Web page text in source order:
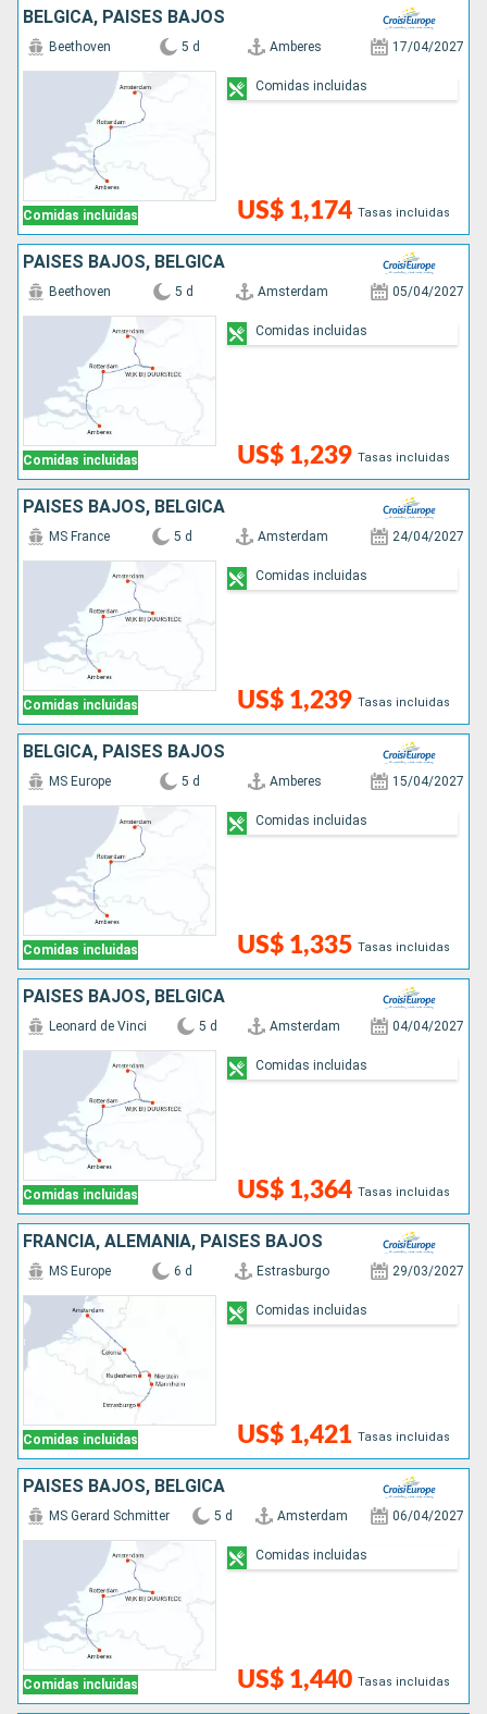
BÉLGICA, PAISES BAJOS
Comidas incluidas
Beethoven 5 d Amberes 17/04/2027
US$ 1,174 Tasas incluidas
Comidas incluidas
PAISES BAJOS, BÉLGICA
Comidas incluidas
Beethoven 5 d Amsterdam 05/04/2027
US$ 1,239 Tasas incluidas
Comidas incluidas
PAISES BAJOS, BÉLGICA
Comidas incluidas
MS France 5 d Amsterdam 24/04/2027
US$ 1,239 Tasas incluidas
Comidas incluidas
BÉLGICA, PAISES BAJOS
Comidas incluidas
MS Europe 5 d Amberes 15/04/2027
US$ 1,335 Tasas incluidas
Comidas incluidas
PAISES BAJOS, BÉLGICA
Comidas incluidas
Leonard de Vinci 5 d Amsterdam 04/04/2027
US$ 1,364 Tasas incluidas
Comidas incluidas
FRANCIA, ALEMANIA, PAISES BAJOS
Comidas incluidas
MS Europe 6 d Estrasburgo 29/03/2027
US$ 1,421 Tasas incluidas
Comidas incluidas
PAISES BAJOS, BÉLGICA
Comidas incluidas
MS Gerard Schmitter 5 d Amsterdam 06/04/2027
US$ 1,440 Tasas incluidas
Comidas incluidas